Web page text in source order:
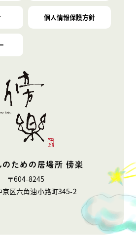
のための居場所 傍楽
〒604-8245
京区六角油小路町345-2
個人情報保護方針